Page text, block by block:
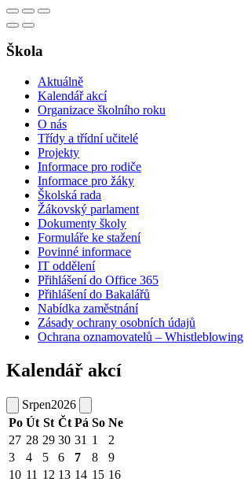
Škola
Aktuálně
Kalendář akcí
Organizace školního roku
O nás
Třídy a třídní učitelé
Projekty
Informace pro rodiče
Informace pro žáky
Školská rada
Žákovský parlament
Dokumenty školy
Formuláře ke stažení
Povinné informace
IT oddělení
Přihlášení do Office 365
Přihlášení do Bakalářů
Nabídka zaměstnání
Zásady ochrany osobních údajů
Ochrana oznamovatelů – Whistleblowing
Kalendář akcí
Srpen2026
Po Út St Čt Pá So Ne
27 28 29 30 31 1
2
3
4 5 6 7 8
9
10 11 12 13 14 15 16